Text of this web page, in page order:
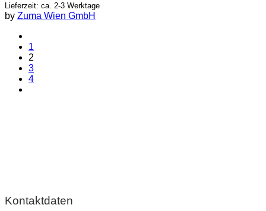
Lieferzeit: ca. 2-3 Werktage
by Zuma Wien GmbH
1
2
3
4
Kontaktdaten